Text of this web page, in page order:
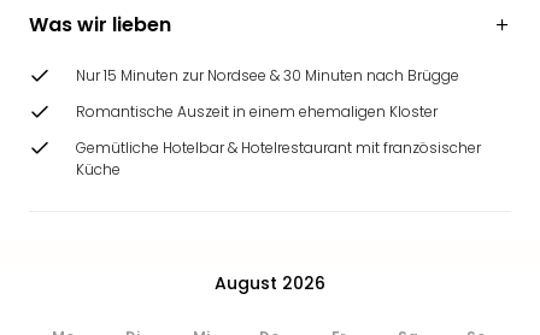
Was wir lieben
Nur 15 Minuten zur Nordsee & 30 Minuten nach Brügge
Romantische Auszeit in einem ehemaligen Kloster
Gemütliche Hotelbar & Hotelrestaurant mit französischer
Küche
August 2026